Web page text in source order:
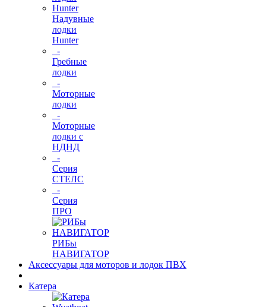
Надувные
лодки
Hunter
-
Гребные
лодки
-
Моторные
лодки
-
Моторные
лодки с
НДНД
-
Серия
СТЕЛС
-
Серия
ПРО
РИБы
НАВИГАТОР
Аксессуары для моторов и лодок ПВХ
Катера